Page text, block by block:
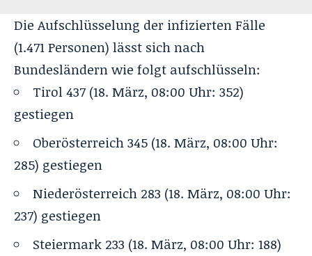
Die Aufschlüsselung der infizierten Fälle
(1.471 Personen) lässt sich nach
Bundesländern wie folgt aufschlüsseln:
Tirol 437 (18. März, 08:00 Uhr: 352)
gestiegen
Oberösterreich 345 (18. März, 08:00 Uhr:
285) gestiegen
Niederösterreich 283 (18. März, 08:00 Uhr:
237) gestiegen
Steiermark 233 (18. März, 08:00 Uhr: 188)